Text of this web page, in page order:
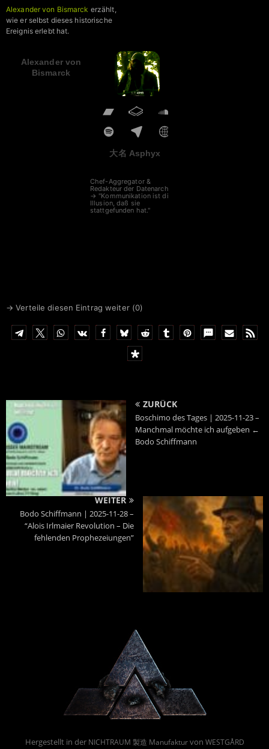
Alexander von Bismarck erzählt,
wie er selbst dieses historische
Ereignis erlebt hat.
Alexander von
Bismarck
大名 Asphyx
Chef-Aggregator &
Redakteur der Datenarche
→ "Kommunikation ist die
Illusion, daß sie
stattgefunden hat."
→ Verteile diesen Eintrag weiter (0)
ZURÜCK
Boschimo des Tages | 2025-11-23 –
Manchmal möchte ich aufgeben ←
Bodo Schiffmann
WEITER
Bodo Schiffmann | 2025-11-28 –
“Alois Irlmaier Revolution – Die
fehlenden Prophezeiungen”
Hergestellt in der NICHTRAUM 製造 Manufakturvon WESTGÅRD
Powered By :